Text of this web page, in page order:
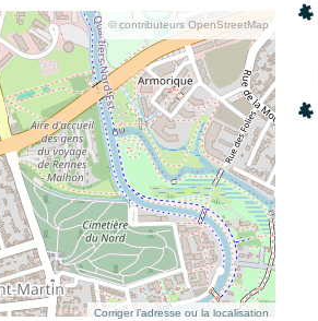
© contributeurs OpenStreetMap
Corriger l’adresse ou la localisation